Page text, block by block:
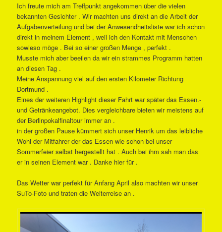
Ich freute mich am Treffpunkt angekommen über die vielen
bekannten Gesichter . Wir machten uns direkt an die Arbeit der
Aufgabenverteilung und bei der Anwesendheitsliste war ich schon
direkt in meinem Element , weil ich den Kontakt mit Menschen
sowieso möge . Bei so einer großen Menge , perfekt .
Musste mich aber beeilen da wir ein strammes Programm hatten
an diesen Tag .
Meine Anspannung viel auf den ersten Kilometer Richtung
Dortmund .
Eines der weiteren Highlight dieser Fahrt war später das Essen.-
und Getränkeangebot. Dies vergleichbare bieten wir meistens auf
der Berlinpokalfinaltour immer an .
in der großen Pause kümmert sich unser Henrik um das leibliche
Wohl der Mitfahrer der das Essen wie schon bei unser
Sommerfeier selbst hergestellt hat . Auch bei ihm sah man das
er in seinen Element war . Danke hier für .
Das Wetter war perfekt für Anfang April also machten wir unser
SuTo-Foto und traten die Weiterreise an .